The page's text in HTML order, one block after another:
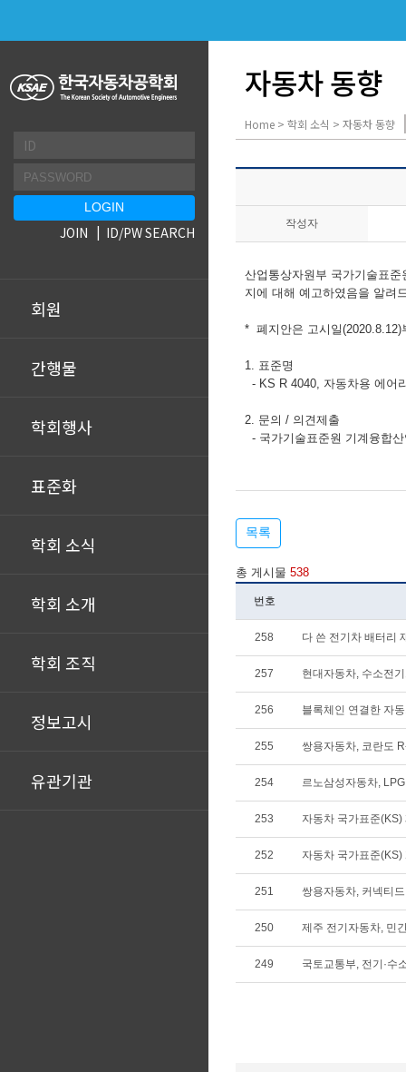
회원
간행물
학회행사
표준화
학회 소식
학회 소개
학회 조직
정보고시
유관기관
JOIN ID/PW SEARCH
자동차 동향
Home > 학회 소식 > 자동차 동향
작성자
산업통상자원부 국가기술표
지에 대해 예고하였음을 알려
* 폐지안은 고시일
1. 표준명
- KS R 4040, 자동차용 에어
2. 문의 / 의견제출
- 국가기술표준원 기계융합
목록
총 게시물 538
번호
258 다 쓴 전기차 배터리
257 현대자동차, 수소전
256 블록체인 연결한 자
255 쌍용자동차, 코란도
254 르노삼성자동차,
253 자동차 국가표준
252 자동차 국가표준
251 쌍용자동차, 커넥티
250 제주 전기자동차, 민
249 국토교통부, 전기·수